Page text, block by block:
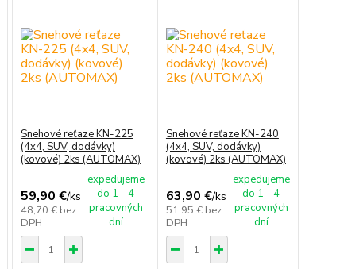
Snehové reťaze KN-225
(4x4, SUV, dodávky)
(kovové) 2ks (AUTOMAX)
59,90 €/ks
48,70 € bez
DPH
expedujeme
do 1 - 4
pracovných
dní
Snehové reťaze KN-240
(4x4, SUV, dodávky)
(kovové) 2ks (AUTOMAX)
63,90 €/ks
51,95 € bez
DPH
expedujeme
do 1 - 4
pracovných
dní